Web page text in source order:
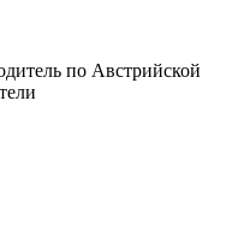
по Австрийской